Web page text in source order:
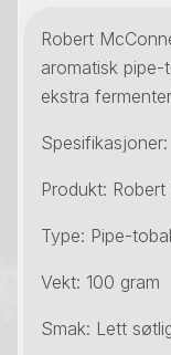
Robert
aromatisk pipe-
ekstra
Spesifikasjoner:
Produkt:
Type: Pipe-
Vekt: 100 gram
Smak: Lett